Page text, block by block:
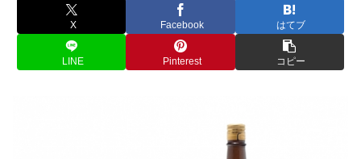
X Facebook はてブ
LINE Pinterest コピー